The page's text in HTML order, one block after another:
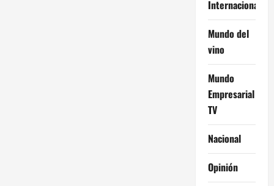
Internacional
Mundo del
vino
Mundo
Empresarial
TV
Nacional
Opinión